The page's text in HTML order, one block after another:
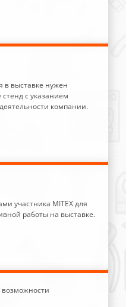
в выставке нужен
с указанием
компании.
участника MITEX для
работы на выставке.